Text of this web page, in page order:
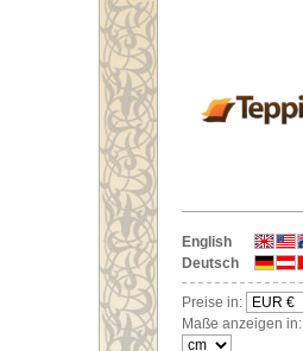
English
Deutsch
Preise in:
Maße anzeigen in: